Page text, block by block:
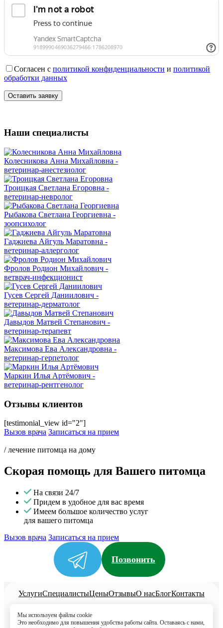
Согласен с политикой конфиденциальности и политикой
обработки данных
Наши специалисты
Колесникова Анна Михайловна -
ветеринар-анестезиолог
Троицкая Светлана Егоровна -
ветеринар-невролог
Рыбакова Светлана Георгиевна -
зоопсихолог
Гаджиева Айгуль Маратовна -
ветеринар-аллерголог
Фролов Родион Михайлович -
ветврач-инфекционист
Гусев Сергей Даниилович -
ветеринар-дерматолог
Давыдов Матвей Степанович -
ветеринар-терапевт
Максимова Ева Александровна -
ветеринар-герпетолог
Маркин Илья Артёмович -
ветеринар-рентгенолог
Отзывы клиентов
[testimonial_view id="2"]
Вызов врача Записаться на прием
/ лечение питомца на дому
Скорая помощь для Вашего питомца
На связи 24/7
Придем в удобное для вас время
Имеем большое количество услуг
для вашего питомца
Вызов врача Записаться на прием
Мы используем файлы cookie
Это необходимо для повышения удобства работы сайта. Оставаясь с нами,
Позвонить
УслугиСпециалистыЦеныОтзывыО насБлогКонтакты
Согласие на обработку